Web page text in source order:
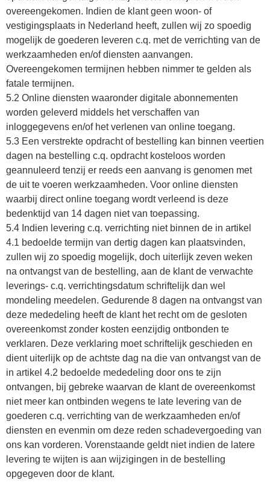
overeengekomen. Indien de klant geen woon- of
vestigingsplaats in Nederland heeft, zullen wij zo spoedig
mogelijk de goederen leveren c.q. met de verrichting van de
werkzaamheden en/of diensten aanvangen.
Overeengekomen termijnen hebben nimmer te gelden als
fatale termijnen.
5.2 Online diensten waaronder digitale abonnementen
worden geleverd middels het verschaffen van
inloggegevens en/of het verlenen van online toegang.
5.3 Een verstrekte opdracht of bestelling kan binnen veertien
dagen na bestelling c.q. opdracht kosteloos worden
geannuleerd tenzij er reeds een aanvang is genomen met
de uit te voeren werkzaamheden. Voor online diensten
waarbij direct online toegang wordt verleend is deze
bedenktijd van 14 dagen niet van toepassing.
5.4 Indien levering c.q. verrichting niet binnen de in artikel
4.1 bedoelde termijn van dertig dagen kan plaatsvinden,
zullen wij zo spoedig mogelijk, doch uiterlijk zeven weken
na ontvangst van de bestelling, aan de klant de verwachte
leverings- c.q. verrichtingsdatum schriftelijk dan wel
mondeling meedelen. Gedurende 8 dagen na ontvangst van
deze mededeling heeft de klant het recht om de gesloten
overeenkomst zonder kosten eenzijdig ontbonden te
verklaren. Deze verklaring moet schriftelijk geschieden en
dient uiterlijk op de achtste dag na die van ontvangst van de
in artikel 4.2 bedoelde mededeling door ons te zijn
ontvangen, bij gebreke waarvan de klant de overeenkomst
niet meer kan ontbinden wegens te late levering van de
goederen c.q. verrichting van de werkzaamheden en/of
diensten en evenmin om deze reden schadevergoeding van
ons kan vorderen. Vorenstaande geldt niet indien de latere
levering te wijten is aan wijzigingen in de bestelling
opgegeven door de klant.